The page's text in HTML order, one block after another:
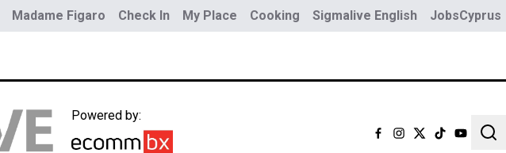
Madame Figaro Check In My Place Cooking Sigmalive English JobsCyprus
Powered by: